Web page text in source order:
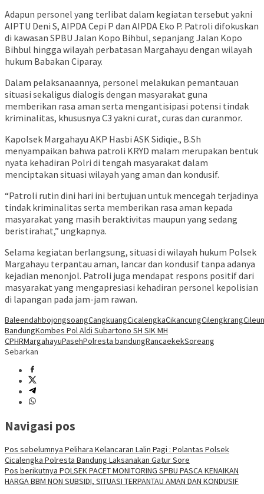
Adapun personel yang terlibat dalam kegiatan tersebut yakni
AIPTU Deni S, AIPDA Cepi P dan AIPDA Eko P. Patroli difokuskan
di kawasan SPBU Jalan Kopo Bihbul, sepanjang Jalan Kopo
Bihbul hingga wilayah perbatasan Margahayu dengan wilayah
hukum Babakan Ciparay.
Dalam pelaksanaannya, personel melakukan pemantauan
situasi sekaligus dialogis dengan masyarakat guna
memberikan rasa aman serta mengantisipasi potensi tindak
kriminalitas, khususnya C3 yakni curat, curas dan curanmor.
Kapolsek Margahayu AKP Hasbi ASK Sidiqie., B.Sh
menyampaikan bahwa patroli KRYD malam merupakan bentuk
nyata kehadiran Polri di tengah masyarakat dalam
menciptakan situasi wilayah yang aman dan kondusif.
“Patroli rutin dini hari ini bertujuan untuk mencegah terjadinya
tindak kriminalitas serta memberikan rasa aman kepada
masyarakat yang masih beraktivitas maupun yang sedang
beristirahat,” ungkapnya.
Selama kegiatan berlangsung, situasi di wilayah hukum Polsek
Margahayu terpantau aman, lancar dan kondusif tanpa adanya
kejadian menonjol. Patroli juga mendapat respons positif dari
masyarakat yang mengapresiasi kehadiran personel kepolisian
di lapangan pada jam-jam rawan.
BaleendahbojongsoangCangkuangCicalengkaCikancungCilengkrang
BandungKombes Pol Aldi Subartono SH SIK MH
CPHRMargahayuPasehPolresta bandungRancaekekSoreang
Sebarkan
Navigasi pos
Pos sebelumnya Pelihara Kelancaran Lalin Pagi : Polantas Polsek
Cicalengka Polresta Bandung Laksanakan Gatur Sore
Pos berikutnya POLSEK PACET MONITORING SPBU PASCA KENAIKAN
HARGA BBM NON SUBSIDI, SITUASI TERPANTAU AMAN DAN KONDUSIF